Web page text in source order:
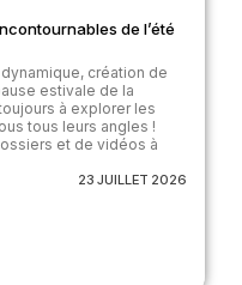
de l’été
création de
estivale de la
à explorer les
tous leurs angles !
et de vidéos à
23 JUILLET 2026